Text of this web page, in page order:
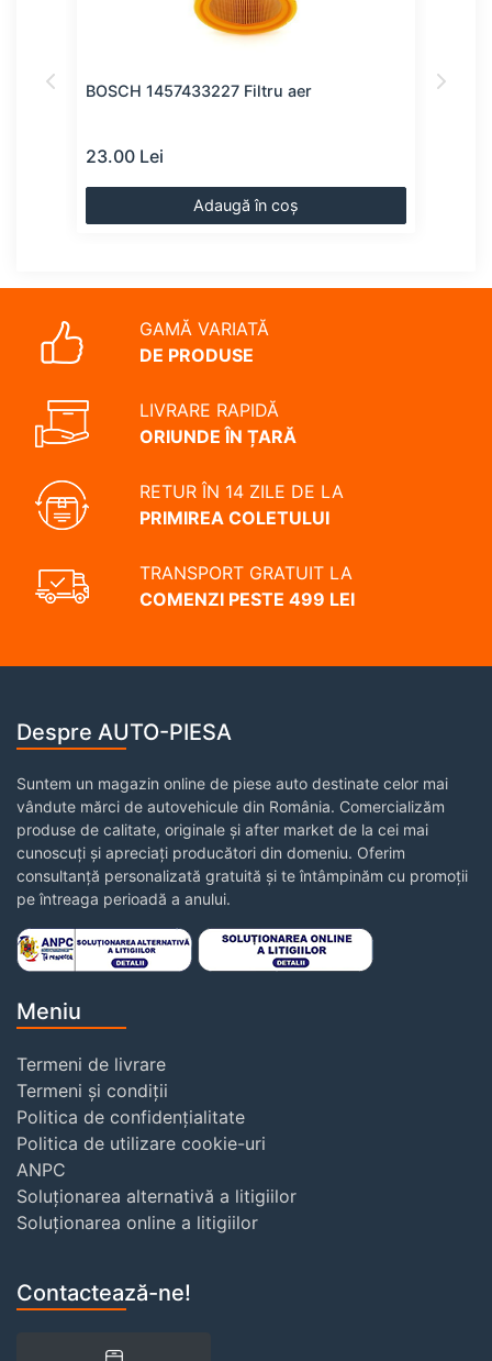
BOSCH 1457433227 Filtru aer
23.00 Lei
Adaugă în coș
GAMĂ VARIATĂ
DE PRODUSE
LIVRARE RAPIDĂ
ORIUNDE ÎN ȚARĂ
RETUR ÎN 14 ZILE DE LA
PRIMIREA COLETULUI
TRANSPORT GRATUIT LA
COMENZI PESTE 499 LEI
Despre AUTO-PIESA
Suntem un magazin online de piese auto destinate celor mai
vândute mărci de autovehicule din România. Comercializăm
produse de calitate, originale și after market de la cei mai
cunoscuți și apreciați producători din domeniu. Oferim
consultanță personalizată gratuită și te întâmpinăm cu promoții
pe întreaga perioadă a anului.
Meniu
Termeni de livrare
Termeni și condiții
Politica de confidențialitate
Politica de utilizare cookie-uri
ANPC
Soluționarea alternativă a litigiilor
Soluționarea online a litigiilor
Contactează-ne!